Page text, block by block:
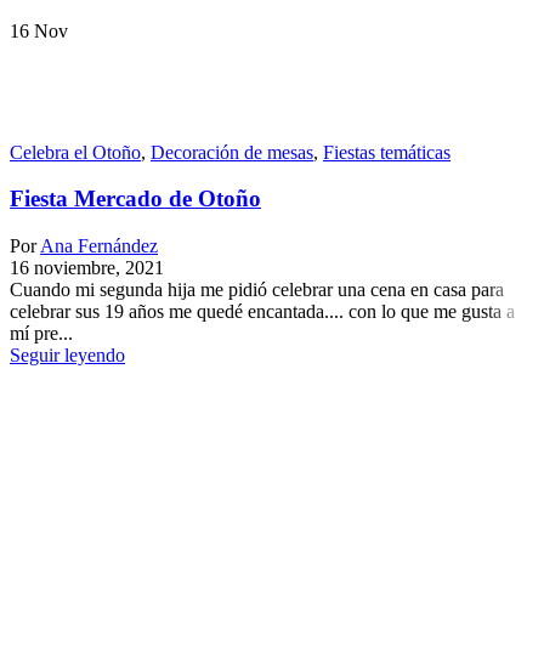
16 Nov
Celebra el Otoño, Decoración de mesas, Fiestas temáticas
Fiesta Mercado de Otoño
Por Ana Fernández
16 noviembre, 2021
Cuando mi segunda hija me pidió celebrar una cena en casa para
celebrar sus 19 años me quedé encantada.... con lo que me gusta a
mí pre...
Seguir leyendo